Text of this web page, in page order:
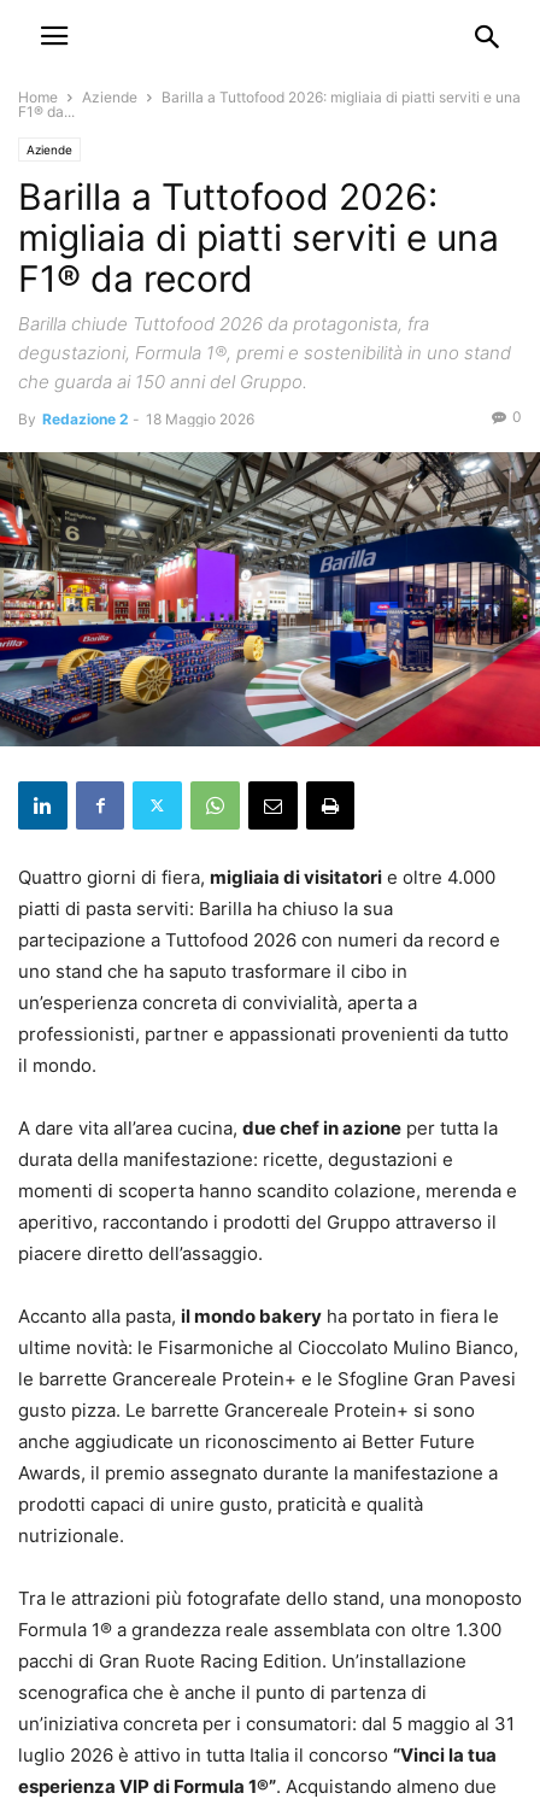
Home Aziende
Barilla a Tuttofood 2026: migliaia di piatti serviti e una
F1® da...
Aziende
Barilla a Tuttofood 2026:
migliaia di piatti serviti e una
F1® da record
Barilla chiude Tuttofood 2026 da protagonista, fra
degustazioni, Formula 1®, premi e sostenibilità in uno stand
che guarda ai 150 anni del Gruppo.
By Redazione 2 - 18 Maggio 2026 0
Quattro giorni di fiera, migliaia di visitatori e oltre 4.000
piatti di pasta serviti: Barilla ha chiuso la sua
partecipazione a Tuttofood 2026 con numeri da record e
uno stand che ha saputo trasformare il cibo in
un’esperienza concreta di convivialità, aperta a
professionisti, partner e appassionati provenienti da tutto
il mondo.
A dare vita all’area cucina, due chef in azione per tutta la
durata della manifestazione: ricette, degustazioni e
momenti di scoperta hanno scandito colazione, merenda e
aperitivo, raccontando i prodotti del Gruppo attraverso il
piacere diretto dell’assaggio.
Accanto alla pasta, il mondo bakery ha portato in fiera le
ultime novità: le Fisarmoniche al Cioccolato Mulino Bianco,
le barrette Grancereale Protein+ e le Sfogline Gran Pavesi
gusto pizza. Le barrette Grancereale Protein+ si sono
anche aggiudicate un riconoscimento ai Better Future
Awards, il premio assegnato durante la manifestazione a
prodotti capaci di unire gusto, praticità e qualità
nutrizionale.
Tra le attrazioni più fotografate dello stand, una monoposto
Formula 1® a grandezza reale assemblata con oltre 1.300
pacchi di Gran Ruote Racing Edition. Un’installazione
scenografica che è anche il punto di partenza di
un’iniziativa concreta per i consumatori: dal 5 maggio al 31
luglio 2026 è attivo in tutta Italia il concorso “Vinci la tua
esperienza VIP di Formula 1®”. Acquistando almeno due